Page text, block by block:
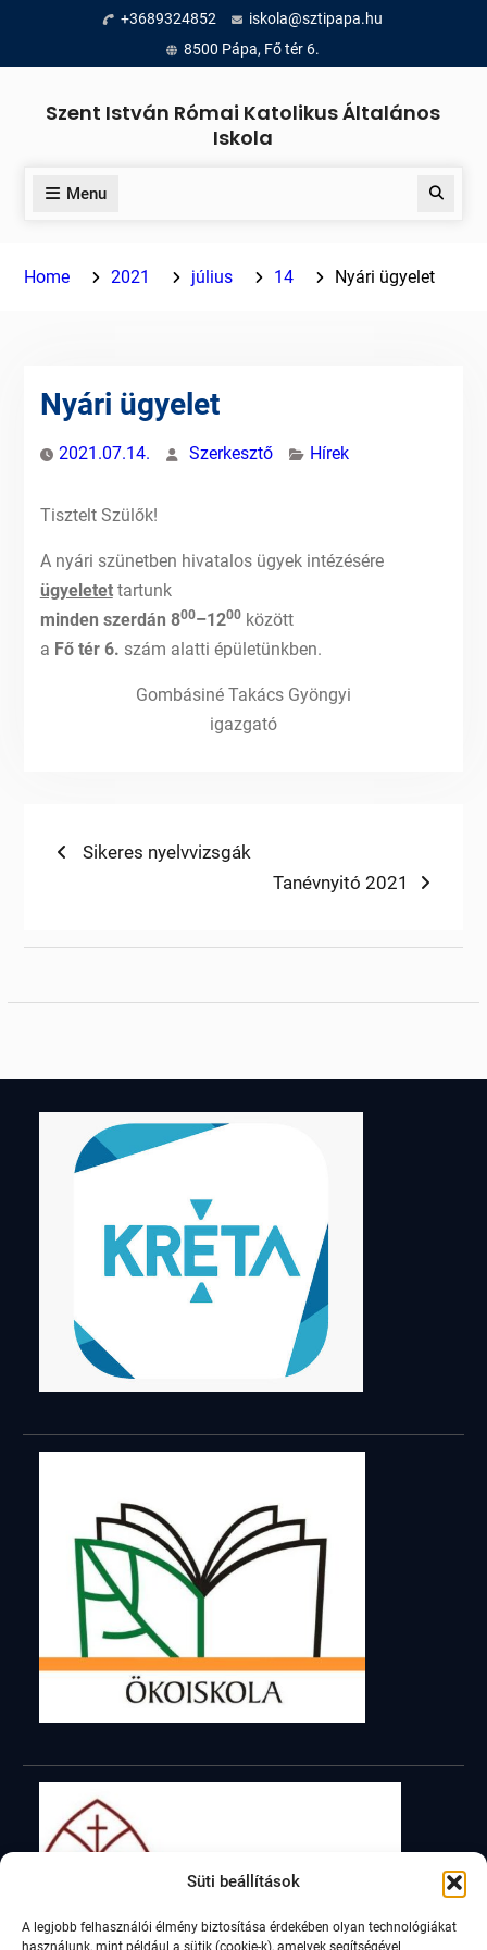
Süti beállítások
A legjobb felhasználói élmény biztosítása érdekében olyan technológiákat
használunk, mint például a sütik (cookie-k), amelyek segítségével
content
+3689324852
iskola@sztipapa.hu
8500 Pápa, Fő tér 6.
Szent István Római Katolikus Általános
Iskola
Menu Search
Home 2021 július 14 Nyári ügyelet
Nyári ügyelet
2021.07.14. Szerkesztő Hírek
Tisztelt Szülők!
A nyári szünetben hivatalos ügyek intézésére
ügyeletettartunk
minden szerdán 800–1200 között
a Fő tér 6. szám alatti épületünkben.
Gombásiné Takács Gyöngyi
igazgató
Bejegyzés
Previous
Sikeres nyelvvizsgák
Next
Tanévnyitó 2021